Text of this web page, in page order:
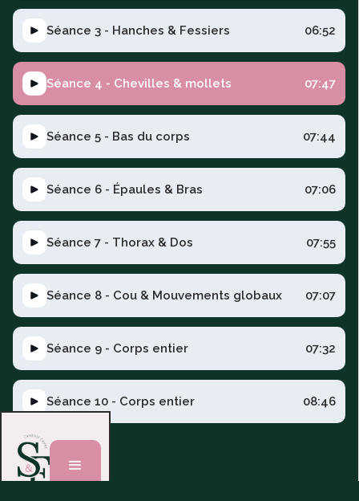
Séance 3 - Hanches & Fessiers 06:52
Séance 4 - Chevilles & mollets 07:47
Séance 5 - Bas du corps 07:44
Séance 6 - Épaules & Bras 07:06
Séance 7 - Thorax & Dos 07:55
Séance 8 - Cou & Mouvements globaux 07:07
Séance 9 - Corps entier 07:32
Séance 10 - Corps entier 08:46